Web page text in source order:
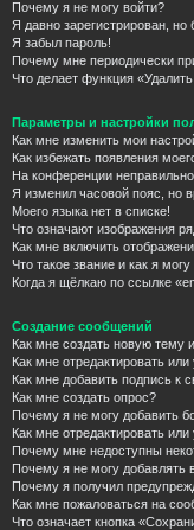
Почему я не могу войти?
Я давно зарегистрирован,
Я забыл пароль!
Почему мне периодически
Что делает функция
Параметры и настройки
Как мне изменить мои
Как избежать появления
На конференции
Я изменил часовой пояс, но
Моего языка нет в списке!
Что означают изображения
Как мне включить
Что такое звание и как я
Когда я щёлкаю по ссылке
Создание сообщений
Как мне создать новую тему
Как мне отредактировать
Как мне добавить подпись к
Как мне создать опрос?
Почему я не могу добавить
Как мне отредактировать
Почему мне недоступны
Почему я не могу добавлять
Почему я получил
Как мне пожаловаться на
Что означает кнопка